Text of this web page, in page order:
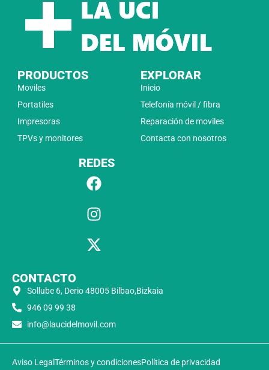
PRODUCTOS
Moviles
Portatiles
Impresoras
TPVs y monitores
EXPLORAR
Inicio
Telefonía móvil / fibra
Reparación de moviles
Contacta con nosotros
REDES
CONTACTO
Sollube 6, Derio 48005 Bilbao,Bizkaia
946 09 99 38
info@laucidelmovil.com
Aviso Legal Términos y condicionesPolítica de privacidad